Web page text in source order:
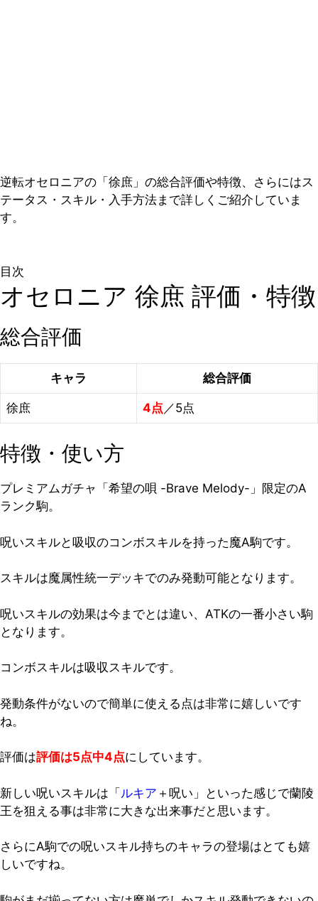
逆転オセロニアの「徐庶」の総合評価や特徴、さらにはス
テータス・スキル・入手方法まで詳しくご紹介していま
す。
目次
オセロニア 徐庶 評価・特徴
総合評価
キャラ 総合評価
徐庶 4点 ／5点
特徴・使い方
プレミアムガチャ「希望の唄 -Brave Melody-」限定のA
ランク駒。
呪いスキルと吸収のコンボスキルを持った魔A駒です。
スキルは魔属性統一デッキでのみ発動可能となります。
呪いスキルの効果は今までとは違い、ATKの一番小さい駒
となります。
コンボスキルは吸収スキルです。
発動条件がないので簡単に使える点は非常に嬉しいです
ね。
評価は評価は5点中4点にしています。
新しい呪いスキルは「ルキア ＋呪い」といった感じで蘭陵
王を狙える事は非常に大きな出来事だと思います。
さらにA駒での呪いスキル持ちのキャラの登場はとても嬉
しいですね。